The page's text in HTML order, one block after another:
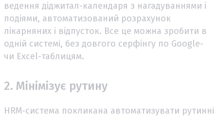
ведення діджитал-календаря з нагадуваннями і
подіями, автоматизований розрахунок
лікарняних і відпусток. Все це можна зробити в
одній системі, без довгого серфінгу по Google-
чи Excel-таблицям.
2. Мінімізує рутину
HRM-система покликана автоматизувати рутинні